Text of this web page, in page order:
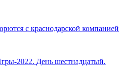
с краснодарской компанией
2022. День шестнадцатый.